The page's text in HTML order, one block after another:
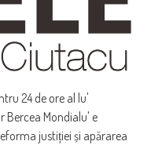
24 de ore al lu'
Mondialu' e
justiției și apărarea